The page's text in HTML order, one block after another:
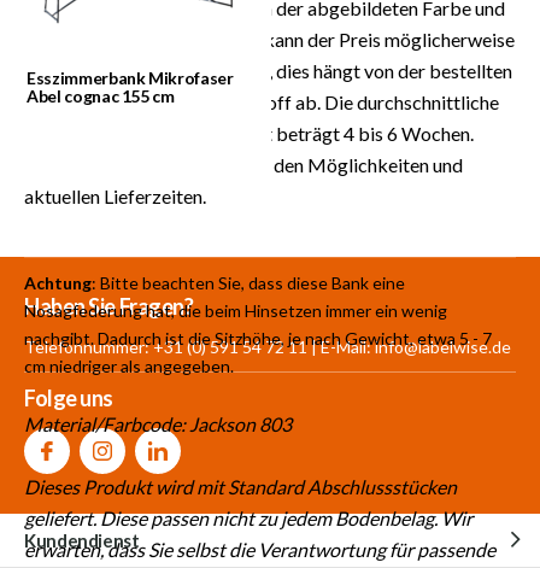
ist der Preis für das Produkt in der abgebildeten Farbe und
Stoff. Für Maßanfertigungen kann der Preis möglicherweise
höher oder niedriger ausfallen, dies hängt von der bestellten
Menge und dem gewählten Stoff ab. Die durchschnittliche
Lieferzeit von diesem Produkt beträgt 4 bis 6 Wochen.
Informieren Sie sich jetzt nach den Möglichkeiten und
aktuellen Lieferzeiten.
Achtung: Bitte beachten Sie, dass diese Bank eine
Nosagfederung hat, die beim Hinsetzen immer ein wenig
nachgibt. Dadurch ist die Sitzhöhe, je nach Gewicht, etwa 5 - 7
cm niedriger als angegeben.
Material/Farbcode: Jackson 803
Dieses Produkt wird mit Standard Abschlussstücken
geliefert. Diese passen nicht zu jedem Bodenbelag. Wir
erwarten, dass Sie selbst die Verantwortung für passende
Esszimmerbank Mikrofaser
Abel cognac 155 cm
Mehr als 30.000
Produkte auf Lager
700 m²
Showroom
Produkte aus
eigener Produktion
Haben Sie Fragen?
Telefonnummer: +31 (0) 591 54 72 11 | E-Mail:info@labelwise.de
Folge uns
Kundendienst